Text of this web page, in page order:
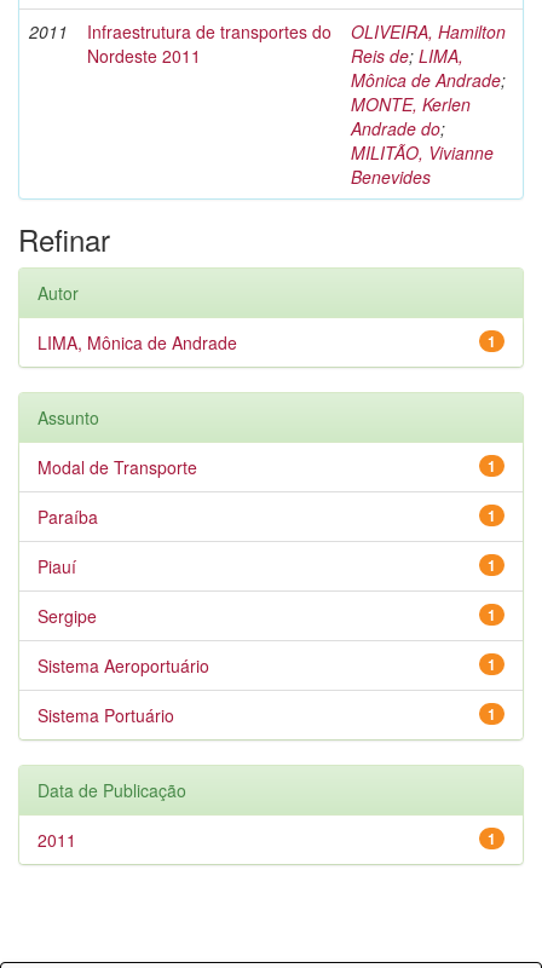
2011
Infraestrutura de transportes do
Nordeste 2011
OLIVEIRA, Hamilton
Reis de; LIMA,
Mônica de Andrade;
MONTE, Kerlen
Andrade do;
MILITÃO, Vivianne
Benevides
Refinar
Autor
1
LIMA, Mônica de Andrade
Assunto
1
Modal de Transporte
1
Paraíba
1
Piauí
1
Sergipe
1
Sistema Aeroportuário
1
Sistema Portuário
Data de Publicação
1
2011